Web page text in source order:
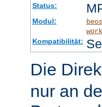
Status:
Modul: beos
Kompatibilität:
Die
nur an